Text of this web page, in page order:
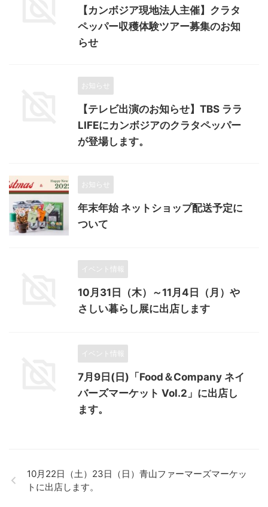
【カンボジア現地法人主催】クラタ
ペッパー収穫体験ツアー募集のお知
らせ
お知らせ
【テレビ出演のお知らせ】TBS ララ
LIFEにカンボジアのクラタペッパー
が登場します。
お知らせ
年末年始 ネットショップ配送予定に
ついて
イベント情報
10月31日（木）～11月4日（月）や
さしい暮らし展に出店します
イベント情報
7月9日(日)「Food＆Company ネイ
バーズマーケット Vol.2」に出店し
ます。
10月22日（土）23日（日）青山ファーマーズマーケッ
トに出店します。